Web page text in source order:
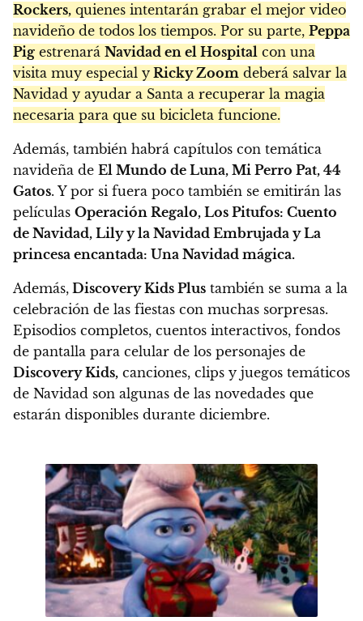
Rockers, quienes intentarán grabar el mejor video
navideño de todos los tiempos. Por su parte, Peppa
Pig estrenará Navidad en el Hospital con una
visita muy especial y Ricky Zoom deberá salvar la
Navidad y ayudar a Santa a recuperar la magia
necesaria para que su bicicleta funcione.
Además, también habrá capítulos con temática
navideña de El Mundo de Luna, Mi Perro Pat, 44
Gatos. Y por si fuera poco también se emitirán las
películas Operación Regalo, Los Pitufos: Cuento
de Navidad, Lily y la Navidad Embrujada y La
princesa encantada: Una Navidad mágica.
Además, Discovery Kids Plus también se suma a la
celebración de las fiestas con muchas sorpresas.
Episodios completos, cuentos interactivos, fondos
de pantalla para celular de los personajes de
Discovery Kids, canciones, clips y juegos temáticos
de Navidad son algunas de las novedades que
estarán disponibles durante diciembre.